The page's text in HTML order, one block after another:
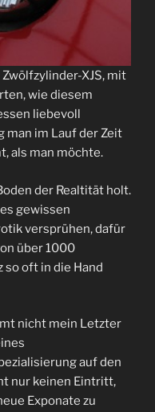
XJS, mit
wie diesem
liebevoll
man im Lauf der Zeit
als man möchte.
der Realtität holt.
gewissen
versprühen, dafür
über 1000
so oft in die Hand
nicht mein Letzter
auf den
nur keinen Eintritt,
Exponate zu